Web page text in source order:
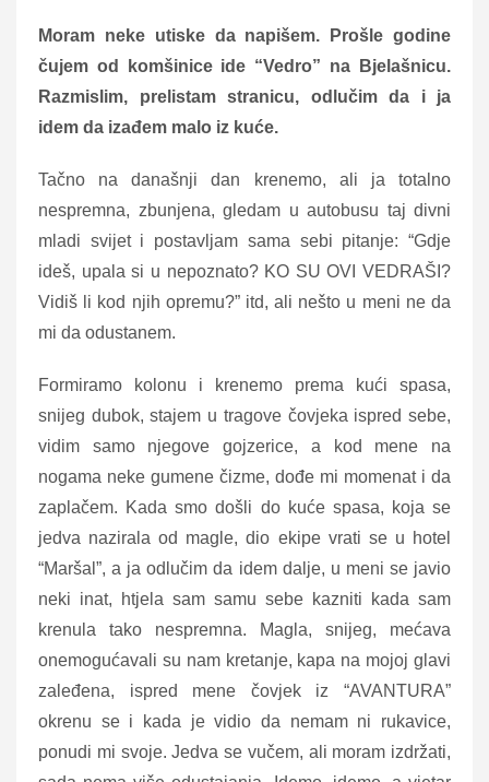
Moram neke utiske da napišem. Prošle godine
čujem od komšinice ide “Vedro” na Bjelašnicu.
Razmislim, prelistam stranicu, odlučim da i ja
idem da izađem malo iz kuće.
Tačno na današnji dan krenemo, ali ja totalno
nespremna, zbunjena, gledam u autobusu taj divni
mladi svijet i postavljam sama sebi pitanje: “Gdje
ideš, upala si u nepoznato? KO SU OVI VEDRAŠI?
Vidiš li kod njih opremu?” itd, ali nešto u meni ne da
mi da odustanem.
Formiramo kolonu i krenemo prema kući spasa,
snijeg dubok, stajem u tragove čovjeka ispred sebe,
vidim samo njegove gojzerice, a kod mene na
nogama neke gumene čizme, dođe mi momenat i da
zaplačem. Kada smo došli do kuće spasa, koja se
jedva nazirala od magle, dio ekipe vrati se u hotel
“Maršal”, a ja odlučim da idem dalje, u meni se javio
neki inat, htjela sam samu sebe kazniti kada sam
krenula tako nespremna. Magla, snijeg, mećava
onemogućavali su nam kretanje, kapa na mojoj glavi
zaleđena, ispred mene čovjek iz “AVANTURA”
okrenu se i kada je vidio da nemam ni rukavice,
ponudi mi svoje. Jedva se vučem, ali moram izdržati,